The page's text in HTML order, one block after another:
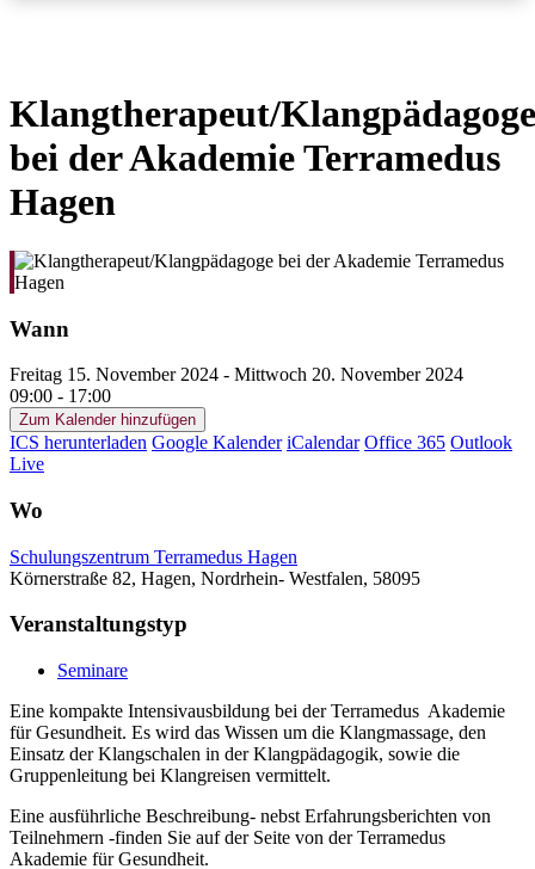
Klangtherapeut/Klangpädagoge
bei der Akademie Terramedus
Hagen
Wann
Freitag 15. November 2024 - Mittwoch 20. November 2024
09:00 - 17:00
Zum Kalender hinzufügen
ICS herunterladen Google Kalender iCalendar Office 365 Outlook
Live
Wo
Schulungszentrum Terramedus Hagen
Körnerstraße 82, Hagen, Nordrhein- Westfalen, 58095
Veranstaltungstyp
Seminare
Eine kompakte Intensivausbildung bei der Terramedus Akademie
für Gesundheit. Es wird das Wissen um die Klangmassage, den
Einsatz der Klangschalen in der Klangpädagogik, sowie die
Gruppenleitung bei Klangreisen vermittelt.
Eine ausführliche Beschreibung- nebst Erfahrungsberichten von
Teilnehmern -finden Sie auf der Seite von der Terramedus
Akademie für Gesundheit.